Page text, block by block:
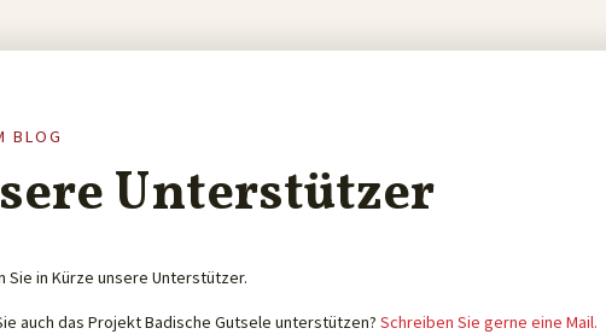
BLOG
Unterstützer
Sie in Kürze unsere Unterstützer.
auch das Projekt Badische Gutsele unterstützen?Schreiben Sie gerne eine Mail.